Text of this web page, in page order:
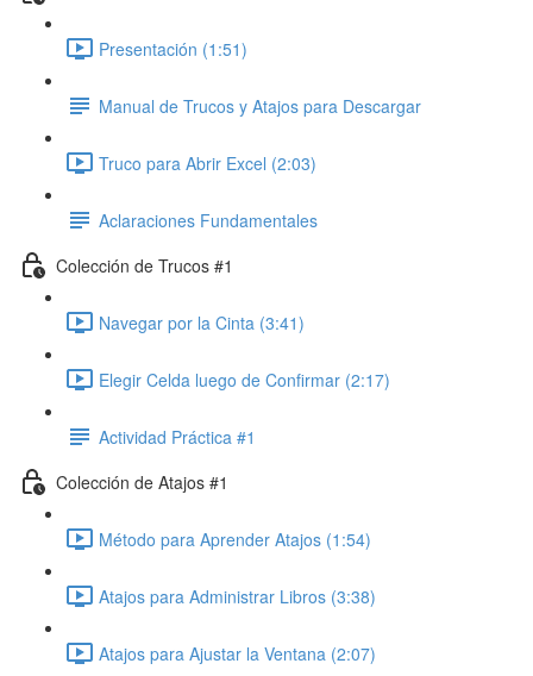
Presentación (1:51)
Manual de Trucos y Atajos para Descargar
Truco para Abrir Excel (2:03)
Aclaraciones Fundamentales
Colección de Trucos #1
Navegar por la Cinta (3:41)
Elegir Celda luego de Confirmar (2:17)
Actividad Práctica #1
Colección de Atajos #1
Método para Aprender Atajos (1:54)
Atajos para Administrar Libros (3:38)
Atajos para Ajustar la Ventana (2:07)